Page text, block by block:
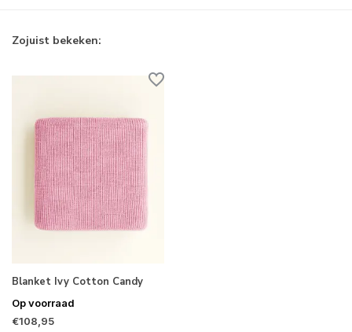
Zojuist bekeken:
Blanket Ivy Cotton Candy
Op voorraad
€108,95